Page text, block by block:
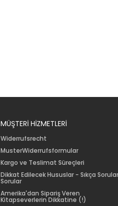
MÜŞTERİ HİZMETLERİ
Widerrufsrecht
MusterWiderrufsformular
Kargo ve Teslimat Süreçleri
Dikkat Edilecek Hususlar - Sıkça
Sorular
Amerika'dan Sipariş Veren
Kitapseverlerin Dikkatine (!)